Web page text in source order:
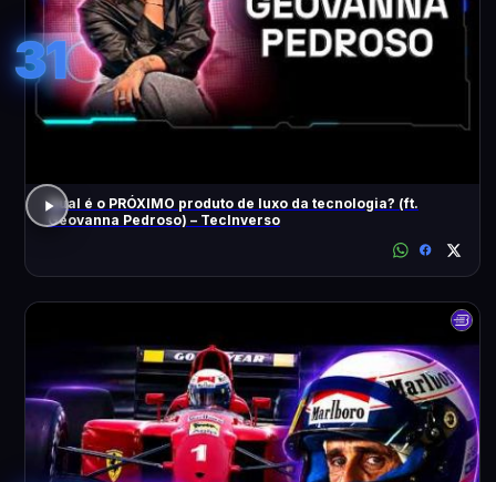
31
Qual é o PRÓXIMO produto de luxo da tecnologia? (ft.
Geovanna Pedroso) – TecInverso